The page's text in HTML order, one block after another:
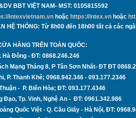
BBT VIỆT NAM- MST: 0105815592
intexvietnam.vnhoặc https://intex.vnhoặc
HỆ THỐNG: Từ 8h00 đến 18h00 tất cả các
HÀNG TRÊN TOÀN QUỐC:
Hà Đông - ĐT: 0868.246.246
Mạng Tháng 8, P Tân Sơn Nhất- ĐTĐT
P. Thanh Khê; 0968.942.346 - 093.177.2346
- P. Biên Hòa; ĐT: 093.177.4346
Đạo, Tp. Vinh, Nghệ An - ĐT: 0961.342.986
Quốc Việt - Q.Cầu Giấy - Hà Nội, ĐT: